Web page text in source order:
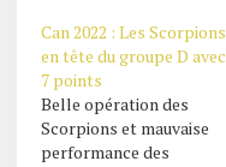
position avec 1 point. Les
Léopards se sont
imposés jeudi soir à
Luanda grâce à…
Can 2022 : Les Scorpions
en tête du groupe D avec
7 points
Belle opération des
Scorpions et mauvaise
performance des